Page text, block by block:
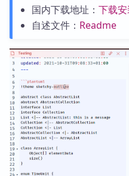
国内下载地址： 下载
自述文件： Readme